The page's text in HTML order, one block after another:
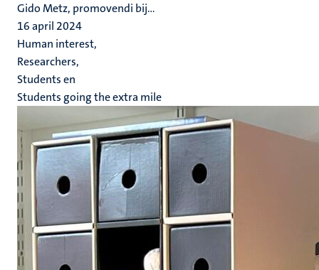
Gido Metz, promovendi bij...
16 april 2024
Human interest,
Researchers,
Students en
Students going the extra mile